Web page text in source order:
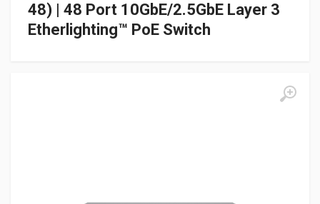
48) | 48 Port 10GbE/2.5GbE Layer 3
Etherlighting™ PoE Switch